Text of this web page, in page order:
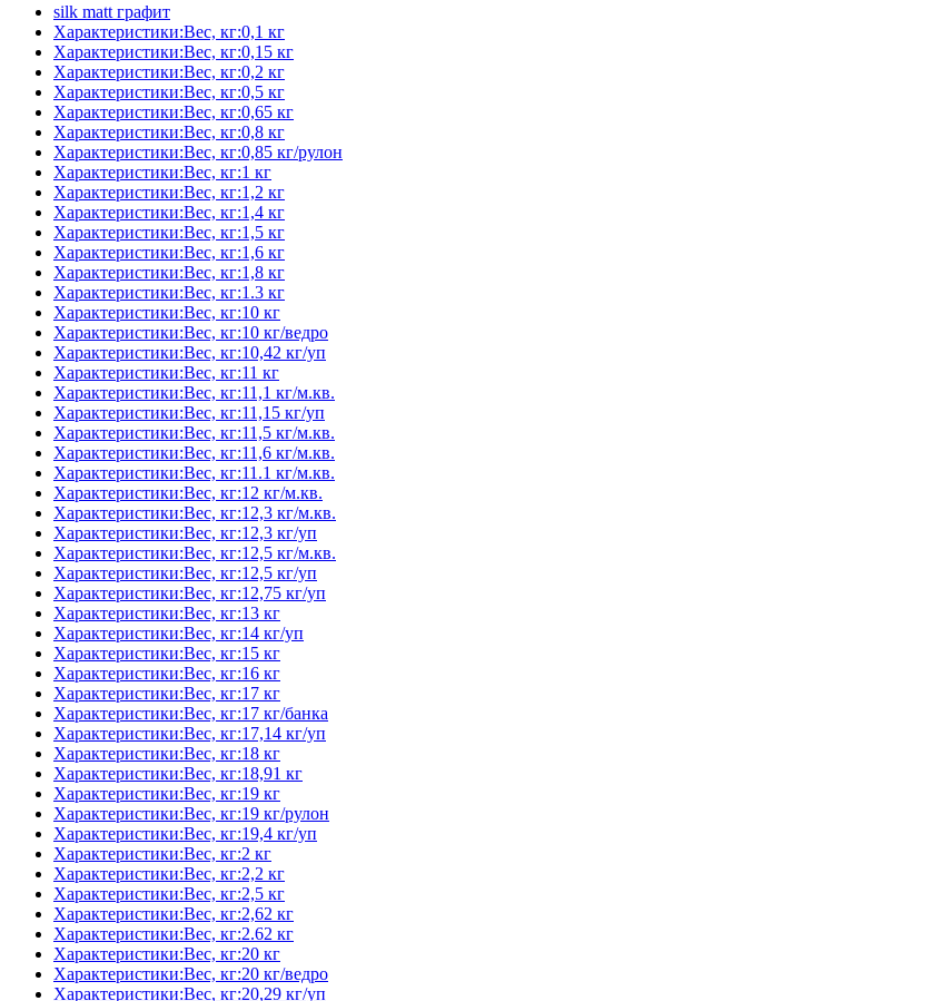
silk matt графит
Характеристики:Вес, кг:0,1 кг
Характеристики:Вес, кг:0,15 кг
Характеристики:Вес, кг:0,2 кг
Характеристики:Вес, кг:0,5 кг
Характеристики:Вес, кг:0,65 кг
Характеристики:Вес, кг:0,8 кг
Характеристики:Вес, кг:0,85 кг/рулон
Характеристики:Вес, кг:1 кг
Характеристики:Вес, кг:1,2 кг
Характеристики:Вес, кг:1,4 кг
Характеристики:Вес, кг:1,5 кг
Характеристики:Вес, кг:1,6 кг
Характеристики:Вес, кг:1,8 кг
Характеристики:Вес, кг:1.3 кг
Характеристики:Вес, кг:10 кг
Характеристики:Вес, кг:10 кг/ведро
Характеристики:Вес, кг:10,42 кг/уп
Характеристики:Вес, кг:11 кг
Характеристики:Вес, кг:11,1 кг/м.кв.
Характеристики:Вес, кг:11,15 кг/уп
Характеристики:Вес, кг:11,5 кг/м.кв.
Характеристики:Вес, кг:11,6 кг/м.кв.
Характеристики:Вес, кг:11.1 кг/м.кв.
Характеристики:Вес, кг:12 кг/м.кв.
Характеристики:Вес, кг:12,3 кг/м.кв.
Характеристики:Вес, кг:12,3 кг/уп
Характеристики:Вес, кг:12,5 кг/м.кв.
Характеристики:Вес, кг:12,5 кг/уп
Характеристики:Вес, кг:12,75 кг/уп
Характеристики:Вес, кг:13 кг
Характеристики:Вес, кг:14 кг/уп
Характеристики:Вес, кг:15 кг
Характеристики:Вес, кг:16 кг
Характеристики:Вес, кг:17 кг
Характеристики:Вес, кг:17 кг/банка
Характеристики:Вес, кг:17,14 кг/уп
Характеристики:Вес, кг:18 кг
Характеристики:Вес, кг:18,91 кг
Характеристики:Вес, кг:19 кг
Характеристики:Вес, кг:19 кг/рулон
Характеристики:Вес, кг:19,4 кг/уп
Характеристики:Вес, кг:2 кг
Характеристики:Вес, кг:2,2 кг
Характеристики:Вес, кг:2,5 кг
Характеристики:Вес, кг:2,62 кг
Характеристики:Вес, кг:2.62 кг
Характеристики:Вес, кг:20 кг
Характеристики:Вес, кг:20 кг/ведро
Характеристики:Вес, кг:20,29 кг/уп